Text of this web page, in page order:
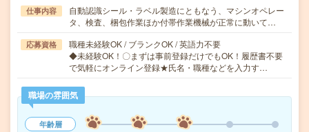
仕事内容
自動認識シール・ラベル製造にともなう、マシンオペレー
タ、検査、梱包作業ほか付帯作業機械が正常に動いて…
応募資格
職種未経験OK / ブランクOK / 英語力不要
◆未経験OK！〇まずは事前登録だけでもOK！履歴書不要
で気軽にオンライン登録★氏名・職種などを入力す…
職場の雰囲気
年齢層